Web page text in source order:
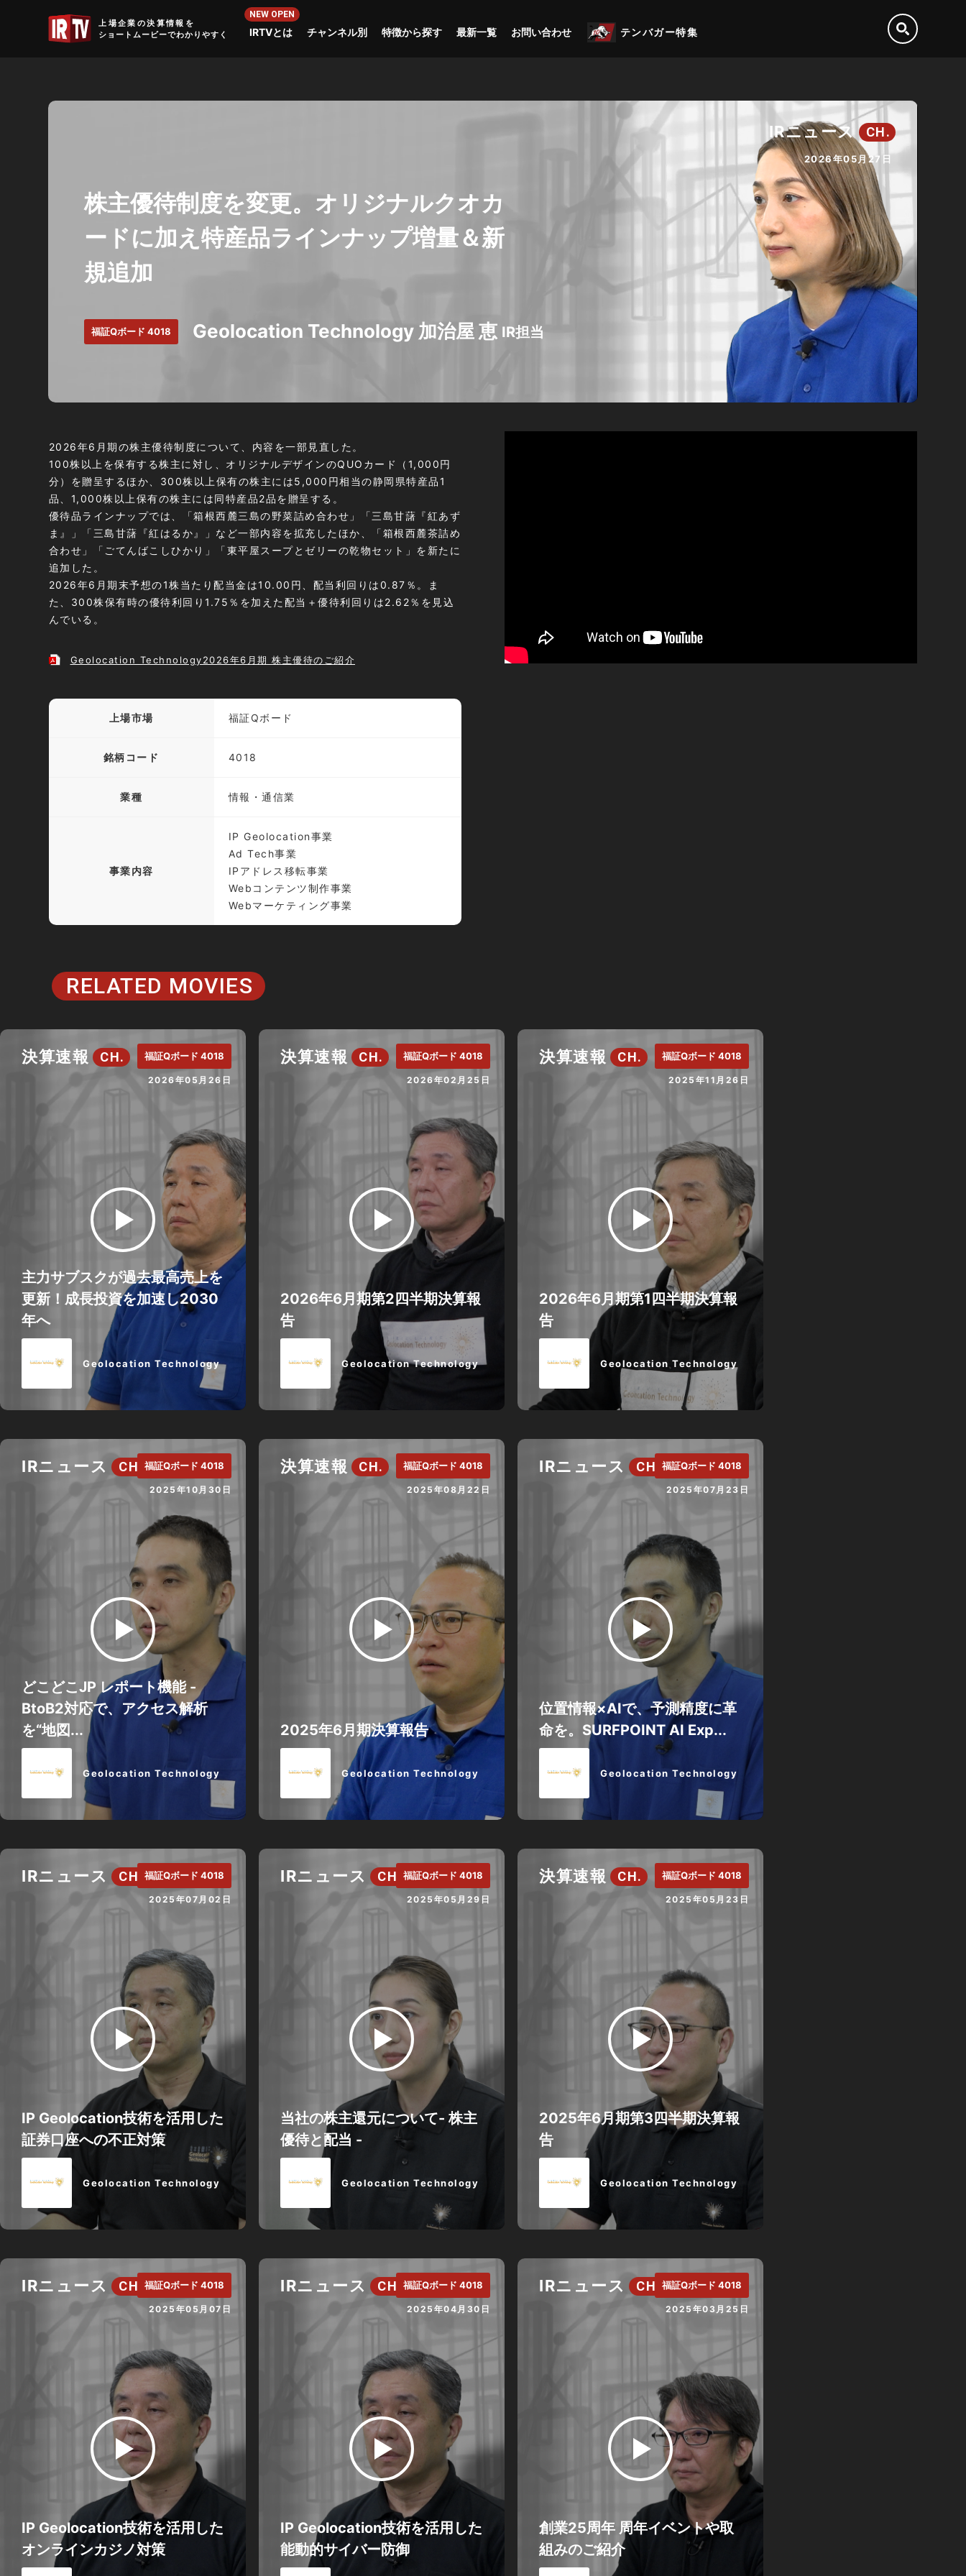
上場企業の決算情報を
ショートムービーでわかりやすく
IRTVとは チャンネル別 特徴から探す 最新一覧 お問い合わせ テンバガー特集
IRニュース CH.
2026年05月27日
株主優待制度を変更。オリジナルクオカ
ードに加え特産品ラインナップ増量＆新
規追加
福証Qボード 4018 Geolocation Technology 加治屋 恵 IR担当
2026年6月期の株主優待制度について、内容を一部見直した。
100株以上を保有する株主に対し、オリジナルデザインのQUOカード（1,000円
分）を贈呈するほか、300株以上保有の株主には5,000円相当の静岡県特産品1
品、1,000株以上保有の株主には同特産品2品を贈呈する。
優待品ラインナップでは、「箱根西麓三島の野菜詰め合わせ」「三島甘藷『紅あず
ま』」「三島甘藷『紅はるか』」など一部内容を拡充したほか、「箱根西麓茶詰め
合わせ」「ごてんばこしひかり」「東平屋スープとゼリーの乾物セット」を新たに
追加した。
2026年6月期末予想の1株当たり配当金は10.00円、配当利回りは0.87％。ま
た、300株保有時の優待利回り1.75％を加えた配当＋優待利回りは2.62％を見込
んでいる。
Geolocation Technology2026年6月期 株主優待のご紹介
上場市場 福証Qボード
銘柄コード 4018
業種 情報・通信業
事業内容
IP Geolocation事業
Ad Tech事業
IPアドレス移転事業
Webコンテンツ制作事業
Webマーケティング事業
RELATED MOVIES
決算速報 CH. 福証Qボード 4018
2026年05月26日
Geolocation Technology
主力サブスクが過去最高売上を
更新！成長投資を加速し2030
年へ
決算速報 CH. 福証Qボード 4018
2026年02月25日
Geolocation Technology
2026年6月期第2四半期決算報
告
決算速報 CH. 福証Qボード 4018
2025年11月26日
Geolocation Technology
2026年6月期第1四半期決算報
告
IRニュース CH. 福証Qボード 4018
2025年10月30日
Geolocation Technology
どこどこJP レポート機能 -
BtoB2対応で、アクセス解析
を“地図...
決算速報 CH. 福証Qボード 4018
2025年08月22日
Geolocation Technology
2025年6月期決算報告
IRニュース CH. 福証Qボード 4018
2025年07月23日
Geolocation Technology
位置情報×AIで、予測精度に革
命を。SURFPOINT AI Exp...
IRニュース CH. 福証Qボード 4018
2025年07月02日
Geolocation Technology
IP Geolocation技術を活用した
証券口座への不正対策
IRニュース CH. 福証Qボード 4018
2025年05月29日
Geolocation Technology
当社の株主還元について- 株主
優待と配当 -
決算速報 CH. 福証Qボード 4018
2025年05月23日
Geolocation Technology
2025年6月期第3四半期決算報
告
IRニュース CH. 福証Qボード 4018
2025年05月07日
IP Geolocation技術を活用した
オンラインカジノ対策
IRニュース CH. 福証Qボード 4018
2025年04月30日
IP Geolocation技術を活用した
能動的サイバー防御
IRニュース CH. 福証Qボード 4018
2025年03月25日
創業25周年 周年イベントや取
組みのご紹介